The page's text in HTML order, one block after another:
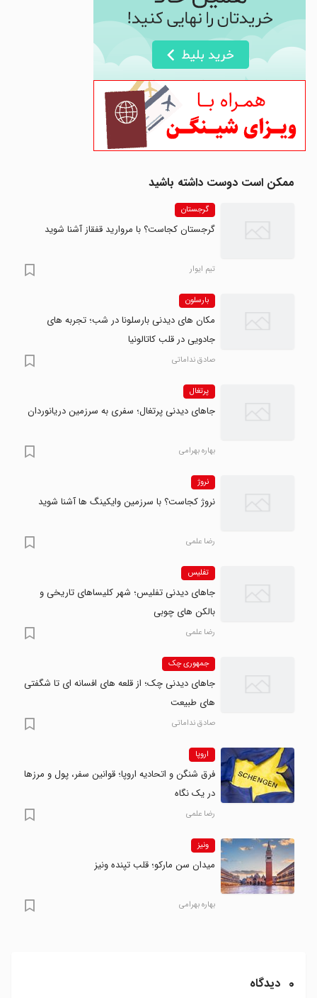
ممکن است دوست داشته باشید
گرجستان
گرجستان کجاست؟ با مروارید قفقاز آشنا شوید
تیم ایوار
بارسلون
مکان های دیدنی بارسلونا در شب؛ تجربه های
جادویی در قلب کاتالونیا
صادق نداماتی
پرتغال
جاهای دیدنی پرتغال؛ سفری به سرزمین دریانوردان
بهاره بهرامی
نروژ
نروژ کجاست؟ با سرزمین وایکینگ ها آشنا شوید
رضا علمی
تفلیس
جاهای دیدنی تفلیس؛ شهر کلیساهای تاریخی و
بالکن های چوبی
رضا علمی
جمهوری چک
جاهای دیدنی چک؛ از قلعه های افسانه ای تا شگفتی
های طبیعت
صادق نداماتی
اروپا
فرق شنگن و اتحادیه اروپا؛ قوانین سفر، پول و مرزها
در یک نگاه
رضا علمی
ونیز
میدان سن مارکو؛ قلب تپنده ونیز
بهاره بهرامی
0 دیدگاه